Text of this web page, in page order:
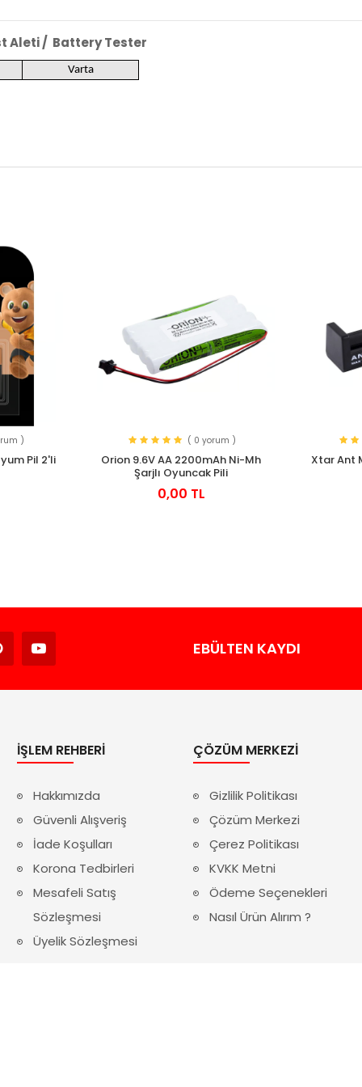
Aleti / Battery Tester
Varta
)
Pil 2'li
( 0 yorum )
Orion 9.6V AA 2200mAh Ni-Mh
Şarjlı Oyuncak Pili
0,00 TL
Xtar Ant
EBÜLTEN KAYDI
İŞLEM REHBERI
Hakkımızda
Güvenli Alışveriş
İade Koşulları
Korona Tedbirleri
Mesafeli Satış
Sözleşmesi
Üyelik Sözleşmesi
ÇÖZÜM MERKEZI
Gizlilik Politikası
Çözüm Merkezi
Çerez Politikası
KVKK Metni
Ödeme Seçenekleri
Nasıl Ürün Alırım ?